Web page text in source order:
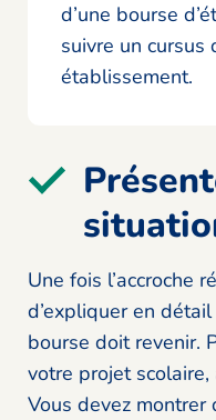
d’une bourse
suivre un cursus
établissement.
Une fois l’accroche
d’expliquer en
bourse doit revenir.
votre projet
Vous devez montrer